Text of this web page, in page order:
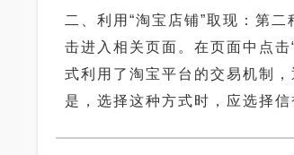
二、利用“淘宝店铺”取现：第
击进入相关页面。在页面中点
式利用了淘宝平台的交易机制
是，选择这种方式时，应选择